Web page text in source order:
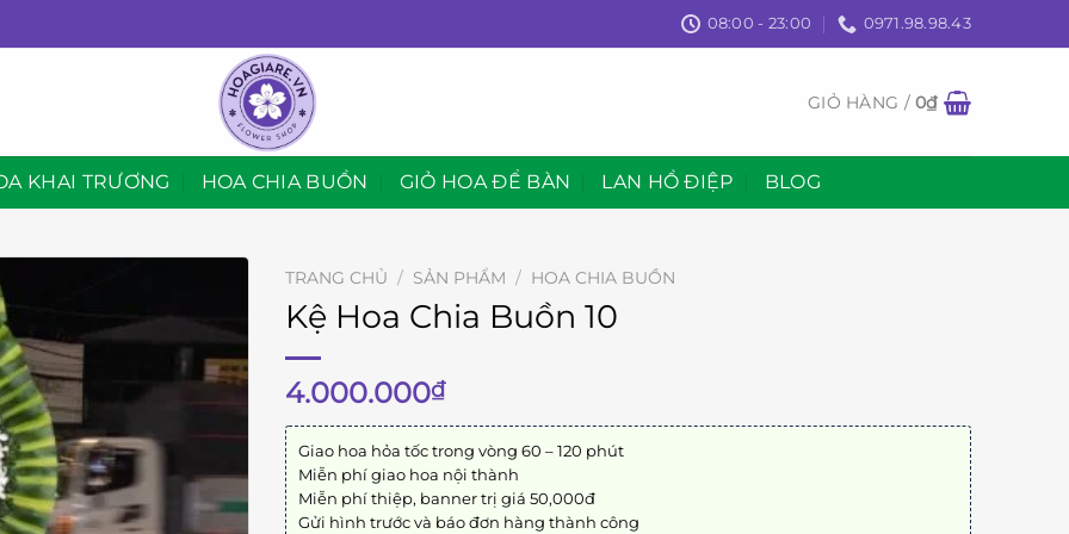
08:00 - 23:00 0971.98.98.43
GIỎ HÀNG /0₫
KHAI TRƯƠNG HOA CHIA BUỒN GIỎ HOA ĐỂ BÀN LAN HỒ ĐIỆP BLOG
TRANG CHỦ / SẢN PHẨM / HOA CHIA BUỒN
Kệ Hoa Chia Buồn 10
4.000.000₫
Giao hoa hỏa tốc trong vòng 60 – 120 phút
Miễn phí giao hoa nội thành
Miễn phí thiệp, banner trị giá 50,000đ
Gửi hình trước và báo đơn hàng thành công